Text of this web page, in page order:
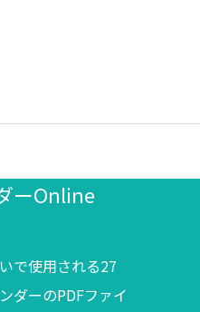
ーOnline
で使用される27
ダーのPDFファイ